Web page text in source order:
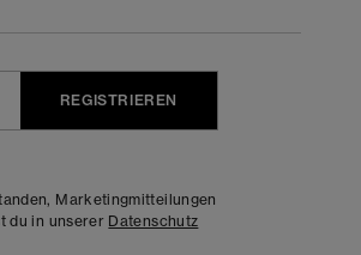
REGISTRIEREN
Marketingmitteilungen
du in unserer Datenschutz